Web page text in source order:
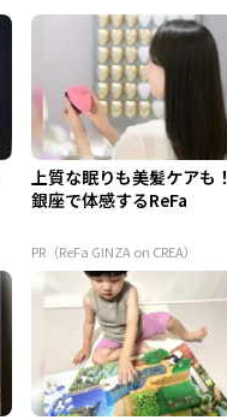
上質な眠りも美髪ケアも！
銀座で体感するReFa
PR（ReFa GINZA on CREA）